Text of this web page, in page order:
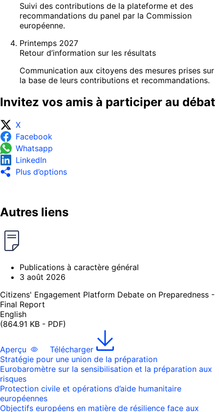
Suivi des contributions de la plateforme et des
recommandations du panel par la Commission
européenne.
Printemps 2027
Retour d’information sur les résultats
Communication aux citoyens des mesures prises sur
la base de leurs contributions et recommandations.
Invitez vos amis à participer au débat
X
Facebook
Whatsapp
LinkedIn
Plus d’options
Autres liens
Publications à caractère général
3 août 2026
Citizens' Engagement Platform Debate on Preparedness -
Final Report
English
(864.91 KB - PDF)
Aperçu
Télécharger
Stratégie pour une union de la préparation
Eurobaromètre sur la sensibilisation et la préparation aux
risques
Protection civile et opérations d’aide humanitaire
européennes
Objectifs européens en matière de résilience face aux